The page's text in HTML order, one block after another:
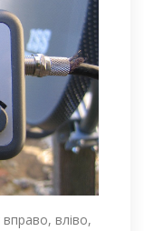
вліво,